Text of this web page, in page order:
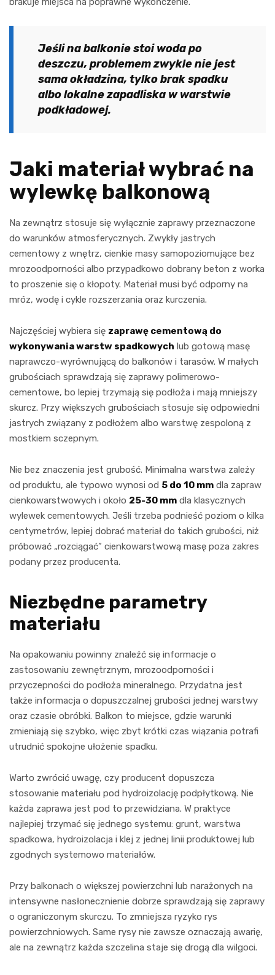
Jeśli na balkonie stoi woda po
deszczu, problemem zwykle nie jest
sama okładzina, tylko brak spadku
albo lokalne zapadliska w warstwie
podkładowej.
Jaki materiał wybrać na
wylewkę balkonową
Na zewnątrz stosuje się wyłącznie zaprawy przeznaczone
do warunków atmosferycznych. Zwykły jastrych
cementowy z wnętrz, cienkie masy samopoziomujące bez
mrozoodporności albo przypadkowo dobrany beton z worka
to proszenie się o kłopoty. Materiał musi być odporny na
mróz, wodę i cykle rozszerzania oraz kurczenia.
Najczęściej wybiera się zaprawę cementową do
wykonywania warstw spadkowych lub gotową masę
naprawczo-wyrównującą do balkonów i tarasów. W małych
grubościach sprawdzają się zaprawy polimerowo-
cementowe, bo lepiej trzymają się podłoża i mają mniejszy
skurcz. Przy większych grubościach stosuje się odpowiedni
jastrych związany z podłożem albo warstwę zespoloną z
mostkiem sczepnym.
Nie bez znaczenia jest grubość. Minimalna warstwa zależy
od produktu, ale typowo wynosi od 5 do 10 mm dla zapraw
cienkowarstwowych i około 25-30 mm dla klasycznych
wylewek cementowych. Jeśli trzeba podnieść poziom o kilka
centymetrów, lepiej dobrać materiał do takich grubości, niż
próbować „rozciągać” cienkowarstwową masę poza zakres
podany przez producenta.
Niezbędne parametry
materiału
Na opakowaniu powinny znaleźć się informacje o
zastosowaniu zewnętrznym, mrozoodporności i
przyczepności do podłoża mineralnego. Przydatna jest
także informacja o dopuszczalnej grubości jednej warstwy
oraz czasie obróbki. Balkon to miejsce, gdzie warunki
zmieniają się szybko, więc zbyt krótki czas wiązania potrafi
utrudnić spokojne ułożenie spadku.
Warto zwrócić uwagę, czy producent dopuszcza
stosowanie materiału pod hydroizolację podpłytkową. Nie
każda zaprawa jest pod to przewidziana. W praktyce
najlepiej trzymać się jednego systemu: grunt, warstwa
spadkowa, hydroizolacja i klej z jednej linii produktowej lub
zgodnych systemowo materiałów.
Przy balkonach o większej powierzchni lub narażonych na
intensywne nasłonecznienie dobrze sprawdzają się zaprawy
o ograniczonym skurczu. To zmniejsza ryzyko rys
powierzchniowych. Same rysy nie zawsze oznaczają awarię,
ale na zewnątrz każda szczelina staje się drogą dla wilgoci.